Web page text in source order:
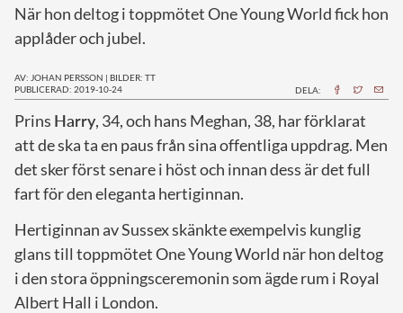
När hon deltog i toppmötet One Young World fick hon
applåder och jubel.
AV: JOHAN PERSSON | BILDER: TT
PUBLICERAD: 2019-10-24
DELA:
Prins Harry, 34, och hans Meghan, 38, har förklarat
att de ska ta en paus från sina offentliga uppdrag. Men
det sker först senare i höst och innan dess är det full
fart för den eleganta hertiginnan.
Hertiginnan av Sussex skänkte exempelvis kunglig
glans till toppmötet One Young World när hon deltog
i den stora öppningsceremonin som ägde rum i Royal
Albert Hall i London.